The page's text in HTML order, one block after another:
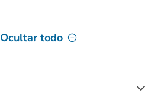
Ocultar todo